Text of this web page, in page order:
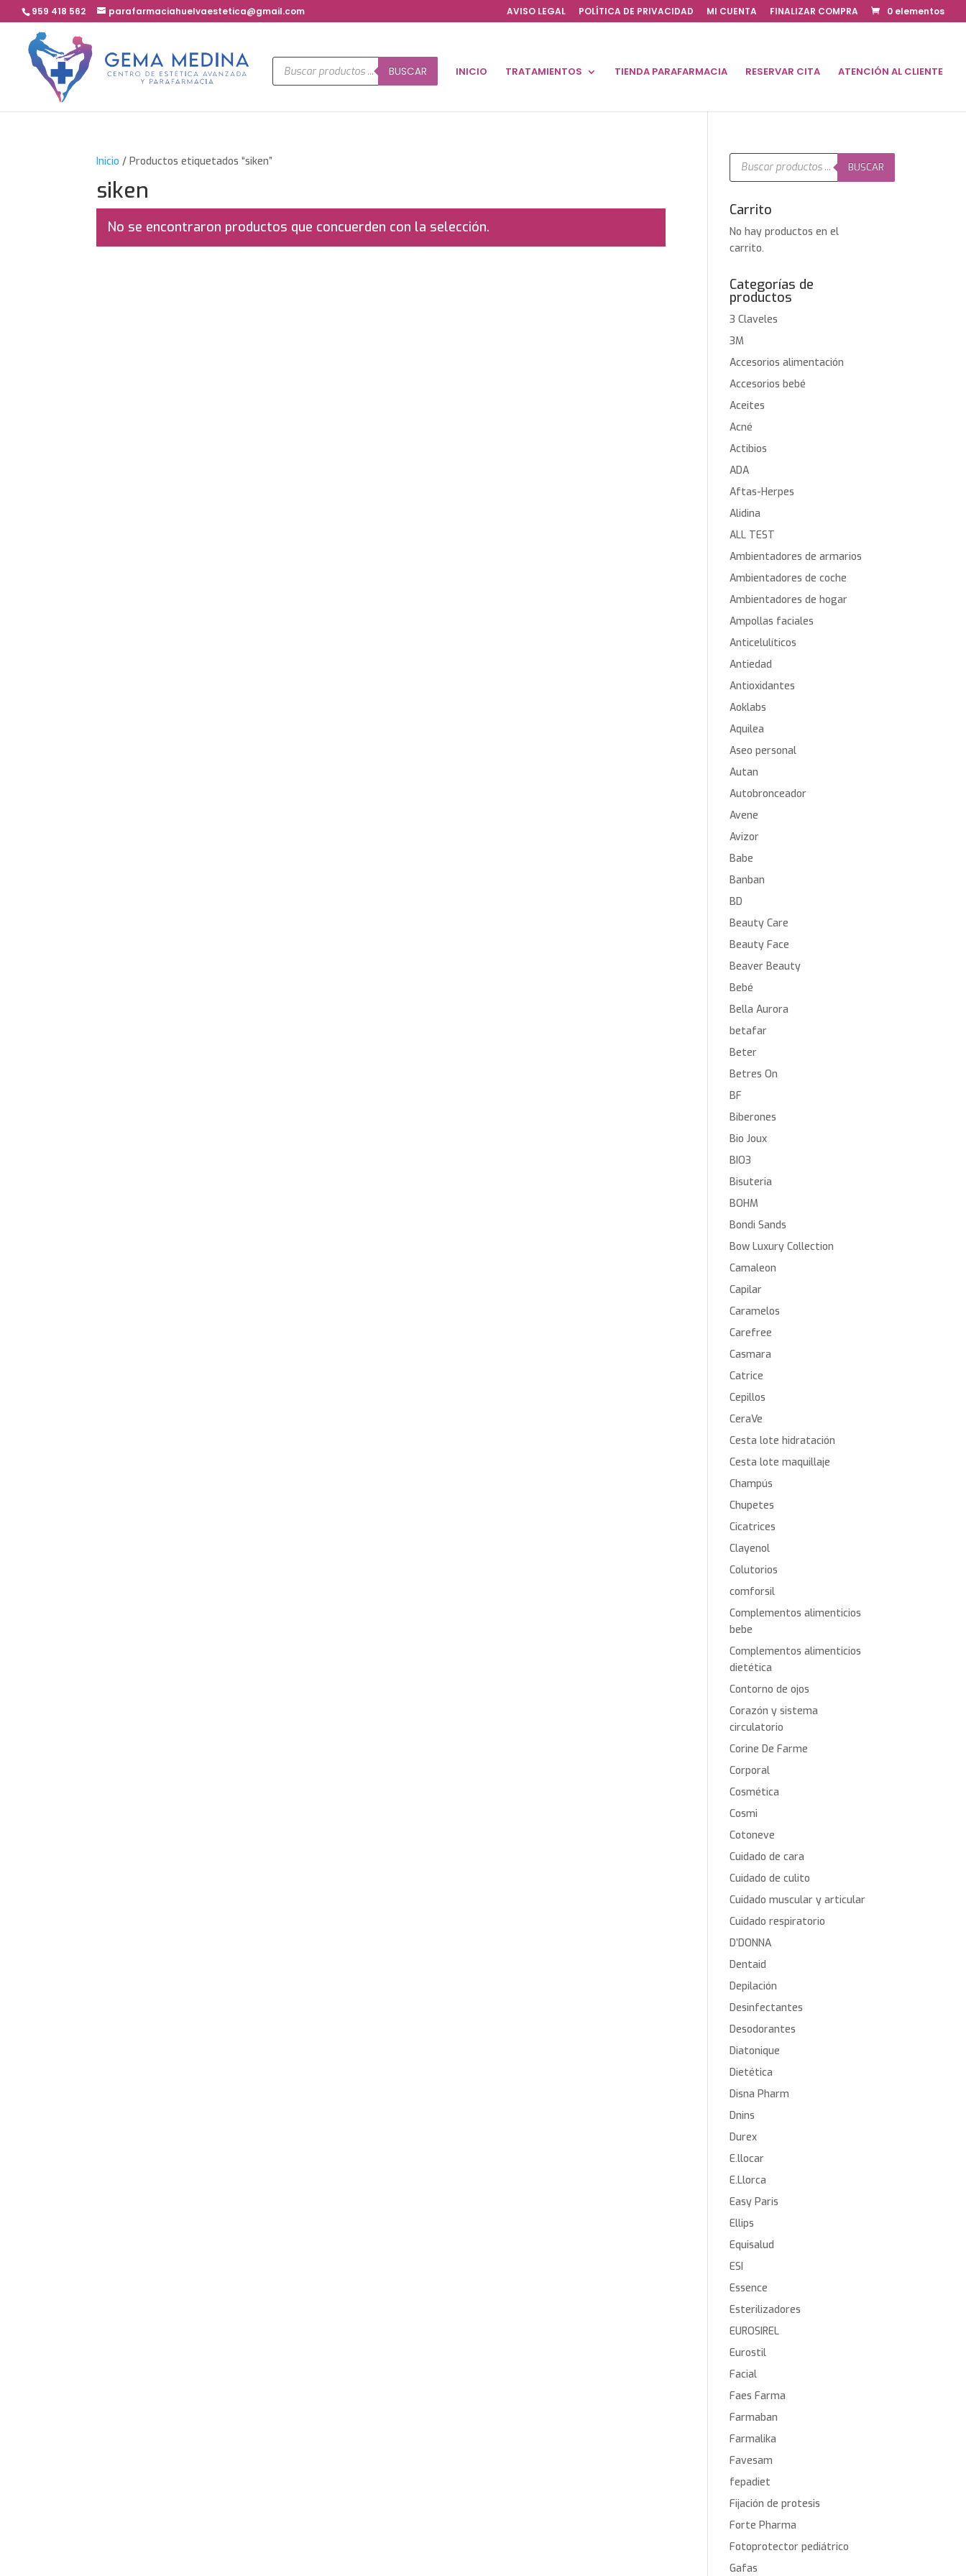
959 418 562 parafarmaciahuelvaestetica@gmail.com AVISO LEGAL POLÍTICA DE PRIVACIDAD MI CUENTA FINALIZAR COMPRA 0 elementos
Búsqueda
de
productos
BUSCAR INICIO TRATAMIENTOS TIENDA PARAFARMACIA RESERVAR CITA ATENCIÓN AL CLIENTE
Inicio / Productos etiquetados “siken”
siken
No se encontraron productos que concuerden con la selección.
Búsqueda
productos
BUSCAR
Carrito
No hay productos en el
carrito.
Categorías de
productos
3 Claveles
3M
Accesorios alimentación
Accesorios bebé
Aceites
Acné
Actibios
ADA
Aftas-Herpes
Alidina
ALL TEST
Ambientadores de armarios
Ambientadores de coche
Ambientadores de hogar
Ampollas faciales
Anticelulíticos
Antiedad
Antioxidantes
Aoklabs
Aquilea
Aseo personal
Autan
Autobronceador
Avene
Avizor
Babe
Banban
BD
Beauty Care
Beauty Face
Beaver Beauty
Bebé
Bella Aurora
betafar
Beter
Betres On
BF
Biberones
Bio Joux
BIO3
Bisuteria
BOHM
Bondi Sands
Bow Luxury Collection
Camaleon
Capilar
Caramelos
Carefree
Casmara
Catrice
Cepillos
CeraVe
Cesta lote hidratación
Cesta lote maquillaje
Champús
Chupetes
Cicatrices
Clayenol
Colutorios
comforsil
Complementos alimenticios
bebe
Complementos alimenticios
dietética
Contorno de ojos
Corazón y sistema
circulatorio
Corine De Farme
Corporal
Cosmética
Cosmi
Cotoneve
Cuidado de cara
Cuidado de culito
Cuidado muscular y articular
Cuidado respiratorio
D’DONNA
Dentaid
Depilación
Desinfectantes
Desodorantes
Diatonique
Dietética
Disna Pharm
Dnins
Durex
E.llocar
E.Llorca
Easy Paris
Ellips
Equisalud
ESI
Essence
Esterilizadores
EUROSIREL
Eurostil
Facial
Faes Farma
Farmaban
Farmalika
Favesam
fepadiet
Fijación de protesis
Forte Pharma
Fotoprotector pediátrico
Gafas